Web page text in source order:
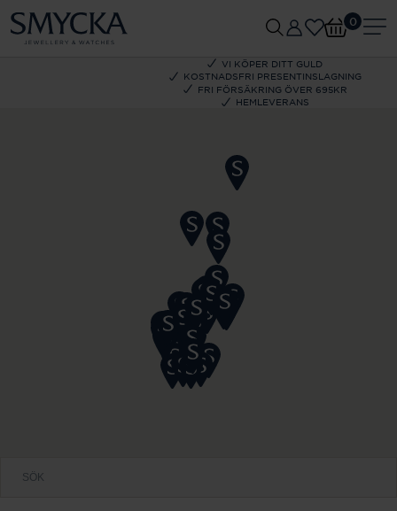
VI KÖPER DITT GULD
KOSTNADSFRI PRESENTINSLAGNING
FRI FÖRSÄKRING ÖVER 695KR
HEMLEVERANS
0